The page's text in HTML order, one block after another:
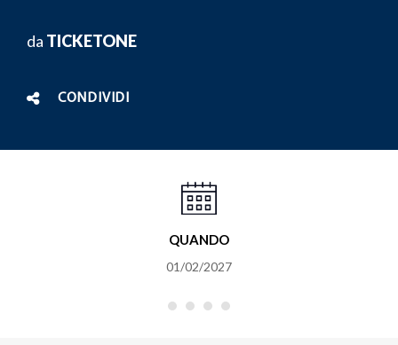
da TICKETONE
CONDIVIDI
QUANDO
01/02/2027